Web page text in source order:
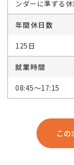
ンダーに準ずる休
年間休日数
125日
就業時間
08:45～17:15
この